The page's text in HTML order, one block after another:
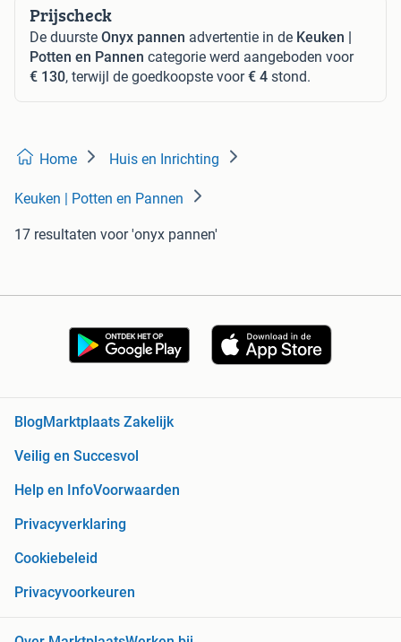
Prijscheck
De duurste Onyx pannen advertentie in de Keuken |
Potten en Pannen categorie werd aangeboden voor
€ 130, terwijl de goedkoopste voor€ 4 stond.
Home Huis en Inrichting
Keuken | Potten en Pannen
17 resultaten voor 'onyx pannen'
BlogMarktplaats Zakelijk
Veilig en Succesvol
Help en InfoVoorwaarden
Privacyverklaring
Cookiebeleid
Privacyvoorkeuren